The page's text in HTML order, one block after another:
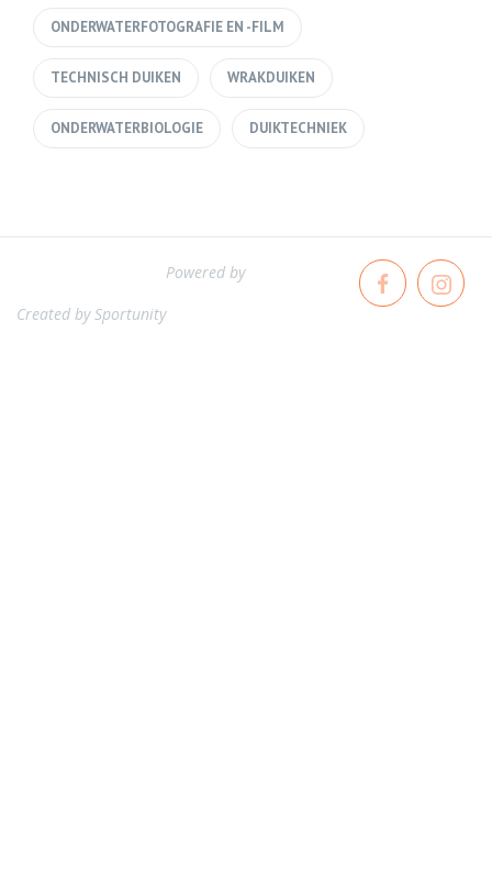
ONDERWATERFOTOGRAFIE EN -FILM
TECHNISCH DUIKEN WRAKDUIKEN
ONDERWATERBIOLOGIE DUIKTECHNIEK
Powered by
Created bySportunity